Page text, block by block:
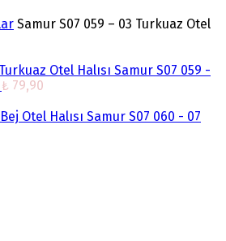
Samur S07 059 – 03 Turkuaz Otel
Samur S07 059 -
₺ 79,90
Samur S07 060 - 07